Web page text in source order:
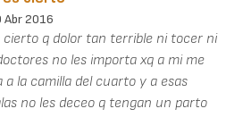
Abr 2016
cierto q dolor tan terrible ni tocer ni
no les importa xq a mi me
a la camilla del cuarto y a esas
no les deceo q tengan un parto